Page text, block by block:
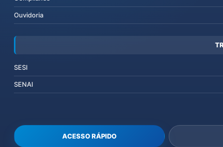
Ouvidoria
SESI
SENAI
ACESSO RÁPIDO